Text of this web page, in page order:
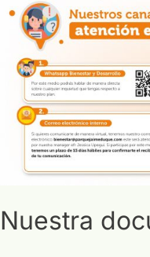
Nuestra